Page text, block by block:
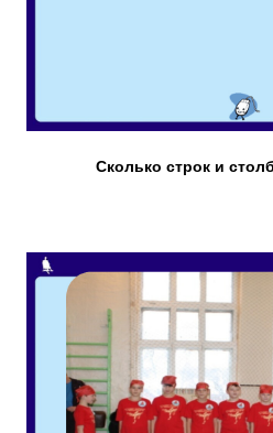
Сколько строк и